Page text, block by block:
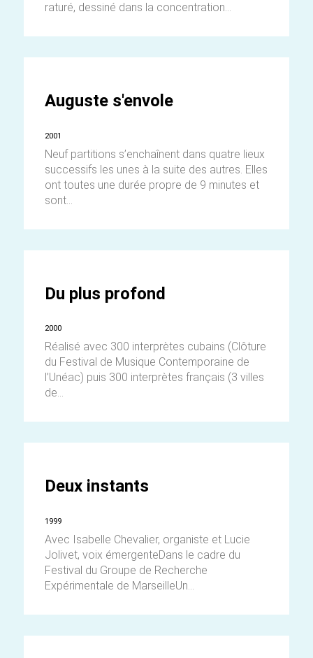
raturé, dessiné dans la concentration...
Auguste s'envole
2001
Neuf partitions s’enchaînent dans quatre lieux
successifs les unes à la suite des autres. Elles
ont toutes une durée propre de 9 minutes et
sont...
Du plus profond
2000
Réalisé avec 300 interprètes cubains (Clôture
du Festival de Musique Contemporaine de
l’Unéac) puis 300 interprètes français (3 villes
de...
Deux instants
1999
Avec Isabelle Chevalier, organiste et Lucie
Jolivet, voix émergenteDans le cadre du
Festival du Groupe de Recherche
Expérimentale de MarseilleUn...